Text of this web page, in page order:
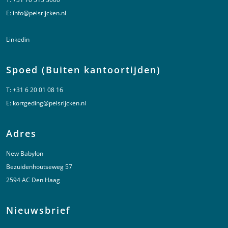
E: info@pelsrijcken.nl
Linkedin
Spoed (Buiten kantoortijden)
T:+31 6 20 01 08 16
E: kortgeding@pelsrijcken.nl
Adres
New Babylon
Bezuidenhoutseweg 57
2594 AC Den Haag
Nieuwsbrief